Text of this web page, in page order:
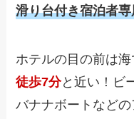
滑り台付き宿泊者
ホテルの目の前は海
徒歩7分と近い！ビ
バナナボートなどの